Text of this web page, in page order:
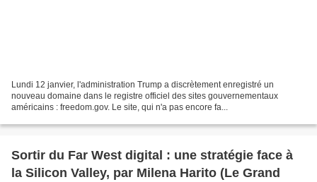
Lundi 12 janvier, l'administration Trump a discrètement enregistré un
nouveau domaine dans le registre officiel des sites gouvernementaux
américains : freedom.gov. Le site, qui n'a pas encore fa...
Sortir du Far West digital : une stratégie face à
la Silicon Valley, par Milena Harito (Le Grand